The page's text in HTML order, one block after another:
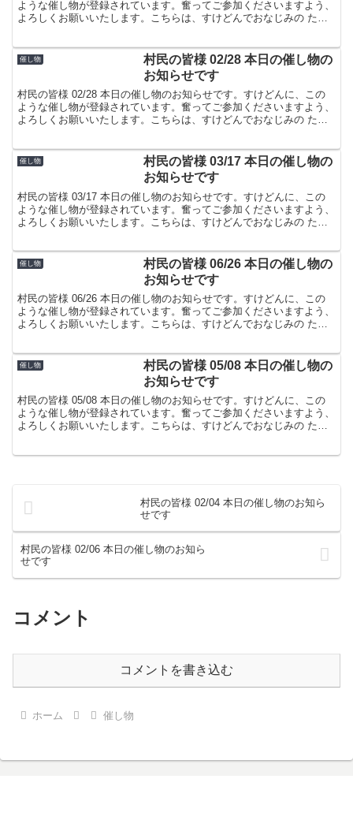
ような催し物が登録されています。奮ってご参加くださいますよう、
よろしくお願いいたします。こちらは、すけどんでおなじみの たま
催し物
村民の皆様 02/28 本日の催し物の
お知らせです
村民の皆様 02/28 本日の催し物のお知らせです。すけどんに、この
ような催し物が登録されています。奮ってご参加くださいますよう、
よろしくお願いいたします。こちらは、すけどんでおなじみの たま
催し物
村民の皆様 03/17 本日の催し物の
お知らせです
村民の皆様 03/17 本日の催し物のお知らせです。すけどんに、この
ような催し物が登録されています。奮ってご参加くださいますよう、
よろしくお願いいたします。こちらは、すけどんでおなじみの たま
催し物
村民の皆様 06/26 本日の催し物の
お知らせです
村民の皆様 06/26 本日の催し物のお知らせです。すけどんに、この
ような催し物が登録されています。奮ってご参加くださいますよう、
よろしくお願いいたします。こちらは、すけどんでおなじみの たま
催し物
村民の皆様 05/08 本日の催し物の
お知らせです
村民の皆様 05/08 本日の催し物のお知らせです。すけどんに、この
ような催し物が登録されています。奮ってご参加くださいますよう、
よろしくお願いいたします。こちらは、すけどんでおなじみの たま
村民の皆様 02/04 本日の催し物のお知ら
せです
村民の皆様 02/06 本日の催し物のお知ら
せです
コメント
コメントを書き込む
ホーム 催し物